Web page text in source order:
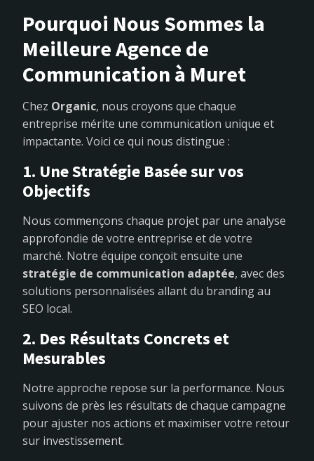
Pourquoi Nous Sommes la
Meilleure Agence de
Communication à Muret
Chez Organic, nous croyons que chaque
entreprise mérite une communication unique et
impactante. Voici ce qui nous distingue :
1. Une Stratégie Basée sur vos
Objectifs
Nous commençons chaque projet par une analyse
approfondie de votre entreprise et de votre
marché. Notre équipe conçoit ensuite une
stratégie de communication adaptée, avec des
solutions personnalisées allant du branding au
SEO local.
2. Des Résultats Concrets et
Mesurables
Notre approche repose sur la performance. Nous
suivons de près les résultats de chaque campagne
pour ajuster nos actions et maximiser votre retour
sur investissement.